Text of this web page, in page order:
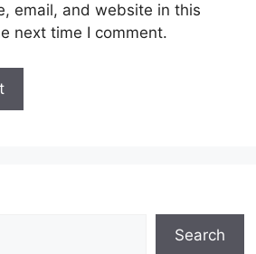
email, and website in this
next time I comment.
Search